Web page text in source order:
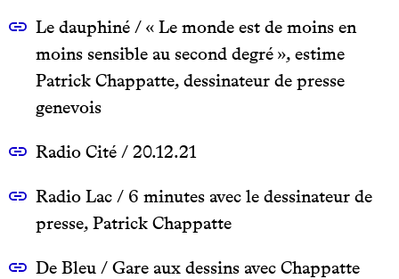
Le dauphiné / « Le monde est de moins en
moins sensible au second degré », estime
Patrick Chappatte, dessinateur de presse
genevois
Radio Cité / 20.12.21
Radio Lac / 6 minutes avec le dessinateur de
presse, Patrick Chappatte
De Bleu / Gare aux dessins avec Chappatte